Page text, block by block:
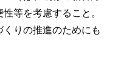
等を考慮すること。
りの推進のためにも